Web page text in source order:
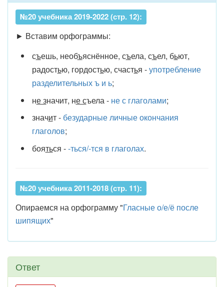
№20 учебника 2019-2022 (стр. 12):
► Вставим орфограммы:
съешь, необъяснённое, съела, съел, бьют,
радостью, гордостью, счастья -употребление
разделительных ъ и ь;
не значит, не съела - не с глаголами;
значит - безударные личные окончания
глаголов;
бояться --ться/-тся в глаголах.
№20 учебника 2011-2018 (стр. 11):
Опираемся на орфограмму "Гласные о/е/ё после
шипящих"
Ответ